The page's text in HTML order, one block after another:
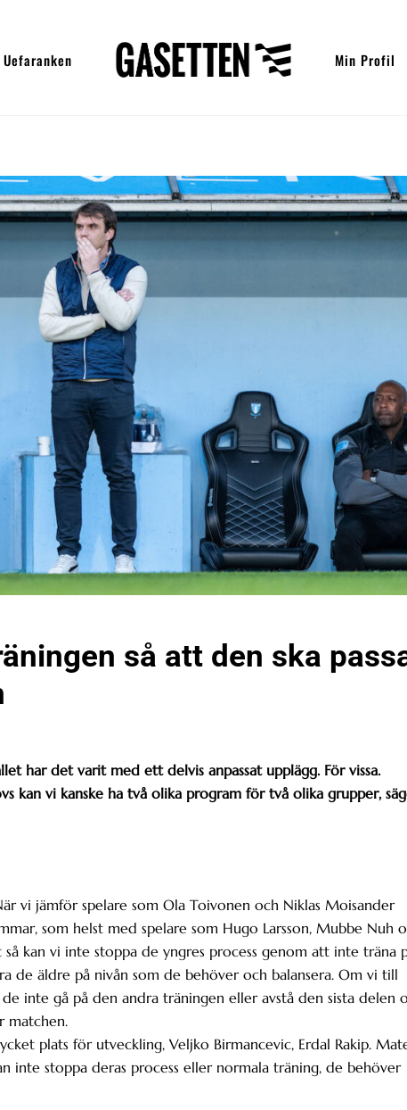
Uefaranken Min Profil
så att den ska
har det varit med ett delvis anpassat upplägg. För vissa.
kan vi kanske ha två olika program för två olika grupper,
vi jämför spelare som Ola Toivonen och Niklas Moisander
som helst med spelare som Hugo Larsson, Mubbe Nuh
kan vi inte stoppa de yngres process genom att inte träna
de äldre på nivån som de behöver och balansera. Om vi till
inte gå på den andra träningen eller avstå den sista delen
matchen.
plats för utveckling, Veljko Birmancevic, Erdal Rakip.
inte stoppa deras process eller normala träning, de behöver